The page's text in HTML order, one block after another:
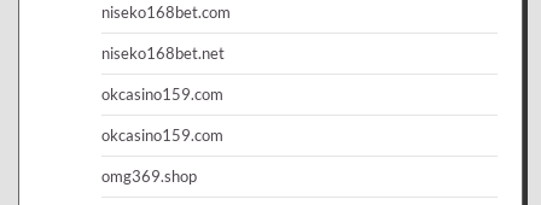
niseko168bet.com
niseko168bet.net
okcasino159.com
okcasino159.com
omg369.shop